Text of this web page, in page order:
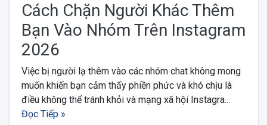
Cách Chặn Người Khác Thêm
Bạn Vào Nhóm Trên Instagram
2026
Việc bị người lạ thêm vào các nhóm chat không mong
muốn khiến bạn cảm thấy phiền phức và khó chịu là
điều không thể tránh khỏi và mạng xã hội Instagra...
Đọc Tiếp »